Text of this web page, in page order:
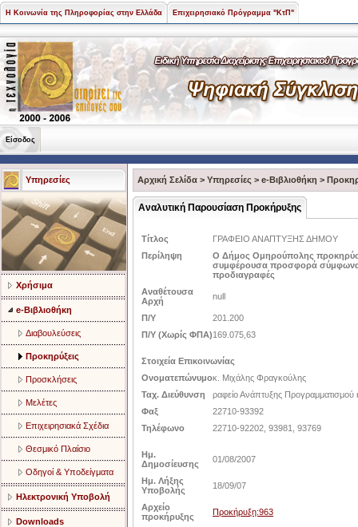
Η Κοινωνία της Πληροφορίας στην Ελλάδα Επιχειρησιακό Πρόγραμμα "ΚτΠ"
Είσοδος
Υπηρεσίες
Χρήσιμα
e-Βιβλιοθήκη
Διαβουλεύσεις
Προκηρύξεις
Προσκλήσεις
Μελέτες
Επιχειρησιακά Σχέδια
Θεσμικό Πλαίσιο
Οδηγοί & Υποδείγματα
Ηλεκτρονική Υποβολή
Downloads
Αρχική Σελίδα > Υπηρεσίες > e-Βιβλιοθήκη >
Αναλυτική Παρουσίαση Προκήρυξης
Τίτλος
ΓΡΑΦΕΙΟ ΑΝΑΠΤΥΞΗΣ ΔΗΜΟΥ
Περίληψη
Ο Δήμος Ομηρούπολης
συμφέρουσα προσφορά σύμφωνα
προδιαγραφές
Αναθέτουσα
Αρχή
null
Π/Υ
201.200
Π/Υ (Χωρίς ΦΠΑ)169.075,63
Στοιχεία Επικοινωνίας
Ονοματεπώνυμοκ. Μιχάλης Φραγκούλης
Ταχ. Διεύθυνση
ραφείο Ανάπτυξης Προγραμματισμού
Φαξ
22710-93392
Τηλέφωνο
22710-92202, 93981, 93769
Ημ.
Δημοσίευσης
01/08/2007
Ημ. Λήξης
Υποβολής
18/09/07
Αρχείο
προκήρυξης
Προκήρυξη:963